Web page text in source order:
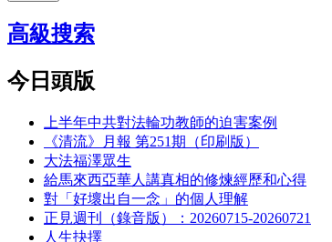
高級搜索
今日頭版
上半年中共對法輪功教師的迫害案例
《清流》月報 第251期（印刷版）
大法福澤眾生
給馬來西亞華人講真相的修煉經歷和心得
對「好壞出自一念」的個人理解
正見週刊（錄音版）：20260715-20260721
人生抉擇